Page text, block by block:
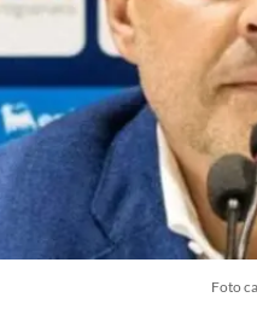
Foto